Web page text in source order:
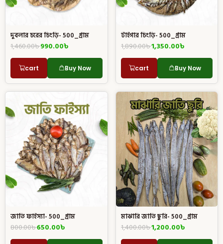
দুবলার চরের চিংড়ি- 500_গ্রাম
1,460.00৳990.00৳
cart Buy Now
টাইগার চিংড়ি- 500_গ্রাম
1,890.00৳1,350.00৳
cart Buy Now
জাতি ফাইস্যা- 500_গ্রাম
800.00৳650.00৳
মাঝারি জাতি ছুরি- 500_গ্রাম
1,400.00৳1,200.00৳